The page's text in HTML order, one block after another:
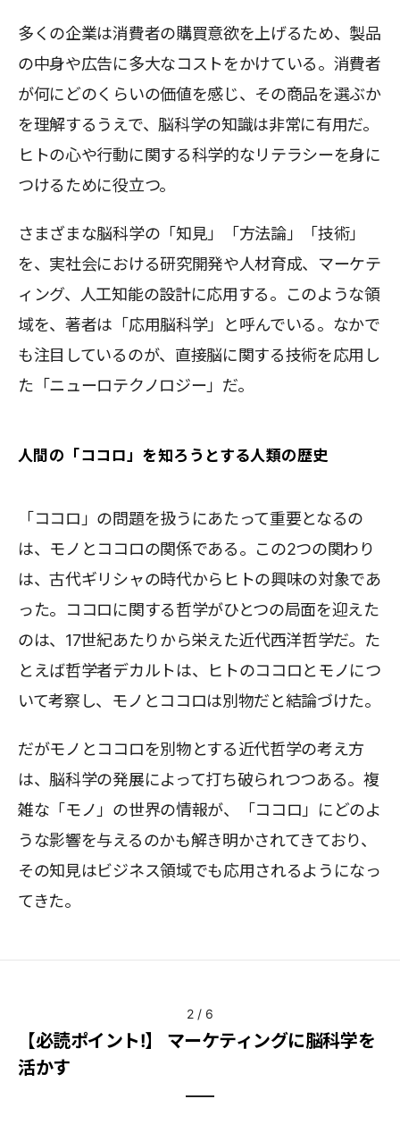
多くの企業は消費者の購買意欲を上げるため、製品
の中身や広告に多大なコストをかけている。消費者
が何にどのくらいの価値を感じ、その商品を選ぶか
を理解するうえで、脳科学の知識は非常に有用だ。
ヒトの心や行動に関する科学的なリテラシーを身に
つけるために役立つ。
さまざまな脳科学の「知見」「方法論」「技術」
を、実社会における研究開発や人材育成、マーケテ
ィング、人工知能の設計に応用する。このような領
域を、著者は「応用脳科学」と呼んでいる。なかで
も注目しているのが、直接脳に関する技術を応用し
た「ニューロテクノロジー」だ。
人間の「ココロ」を知ろうとする人類の歴史
「ココロ」の問題を扱うにあたって重要となるの
は、モノとココロの関係である。この2つの関わり
は、古代ギリシャの時代からヒトの興味の対象であ
った。ココロに関する哲学がひとつの局面を迎えた
のは、17世紀あたりから栄えた近代西洋哲学だ。た
とえば哲学者デカルトは、ヒトのココロとモノにつ
いて考察し、モノとココロは別物だと結論づけた。
だがモノとココロを別物とする近代哲学の考え方
は、脳科学の発展によって打ち破られつつある。複
雑な「モノ」の世界の情報が、「ココロ」にどのよ
うな影響を与えるのかも解き明かされてきており、
その知見はビジネス領域でも応用されるようになっ
てきた。
2 / 6
【必読ポイント!】 マーケティングに脳科学を
活かす